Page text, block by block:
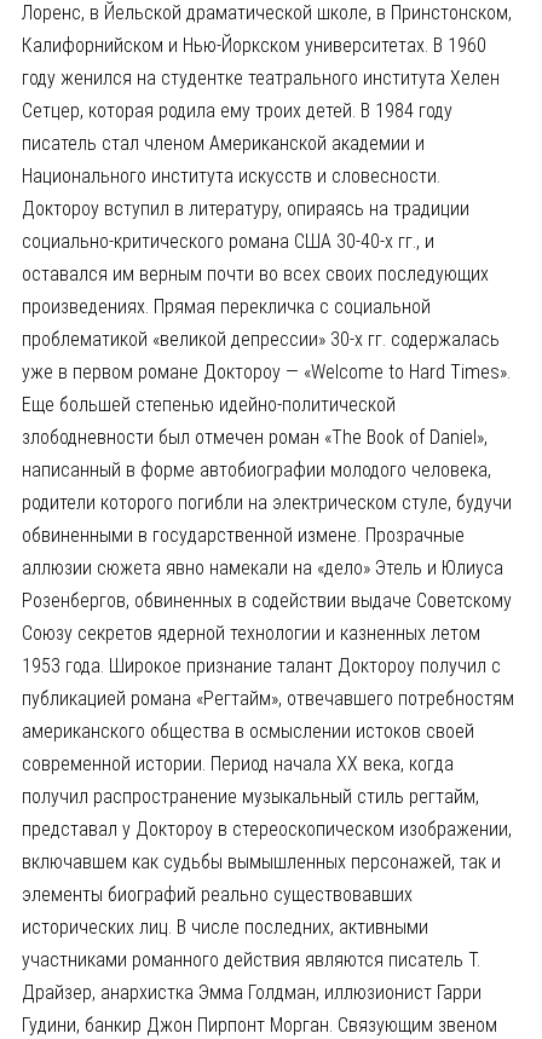
Лоренс, в Йельской драматической школе, в Принстонском,
Калифорнийском и Нью-Йоркском университетах. В 1960
году женился на студентке театрального института Хелен
Сетцер, которая родила ему троих детей. В 1984 году
писатель стал членом Американской академии и
Национального института искусств и словесности.
Доктороу вступил в литературу, опираясь на традиции
социально-критического романа США 30-40-х гг., и
оставался им верным почти во всех своих последующих
произведениях. Прямая перекличка с социальной
проблематикой «великой депрессии» 30-х гг. содержалась
уже в первом романе Доктороу — «Welcome to Hard Times».
Еще большей степенью идейно-политической
злободневности был отмечен роман «The Book of Daniel»,
написанный в форме автобиографии молодого человека,
родители которого погибли на электрическом стуле, будучи
обвиненными в государственной измене. Прозрачные
аллюзии сюжета явно намекали на «дело» Этель и Юлиуса
Розенбергов, обвиненных в содействии выдаче Советскому
Союзу секретов ядерной технологии и казненных летом
1953 года. Широкое признание талант Доктороу получил с
публикацией романа «Регтайм», отвечавшего потребностям
американского общества в осмыслении истоков своей
современной истории. Период начала XX века, когда
получил распространение музыкальный стиль регтайм,
представал у Доктороу в стереоскопическом изображении,
включавшем как судьбы вымышленных персонажей, так и
элементы биографий реально существовавших
исторических лиц. В числе последних, активными
участниками романного действия являются писатель Т.
Драйзер, анархистка Эмма Голдман, иллюзионист Гарри
Гудини, банкир Джон Пирпонт Морган. Связующим звеном